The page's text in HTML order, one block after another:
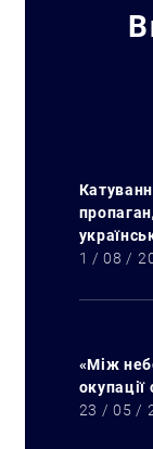
1 / 08 /
«Між
окупації
23 / 05 /